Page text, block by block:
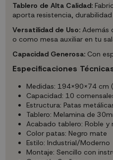
Tablero de Alta Calidad:
aporta resistencia,
Versatilidad de Uso:Además
o como mesa auxiliar en tu
Capacidad Generosa:Con
Especificaciones
Medidas: 194X90X74 cm
Capacidad: 10
Estructura: Patas
Tablero: Melamina de
Acabado tablero: Roble
Color patas: Negro mate
Estilo: Industrial/Moderno
Montaje: Sencillo con